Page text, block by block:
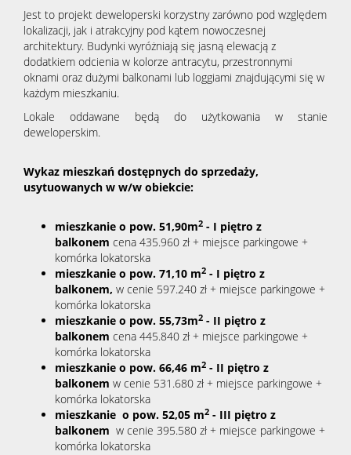
Jest to projekt deweloperski korzystny zarówno pod względem
lokalizacji, jak i atrakcyjny pod kątem nowoczesnej
architektury. Budynki wyróżniają się jasną elewacją z
dodatkiem odcienia w kolorze antracytu, przestronnymi
oknami oraz dużymi balkonami lub loggiami znajdującymi się w
każdym mieszkaniu.
Lokale oddawane będą do użytkowania w stanie
deweloperskim.
Wykaz mieszkań dostępnych do sprzedaży,
usytuowanych w w/w obiekcie:
mieszkanie o pow. 51,90m2 - I piętro z
balkonem cena 435.960 zł + miejsce parkingowe +
komórka lokatorska
mieszkanie o pow. 71,10 m2 - I piętro z
balkonem, w cenie 597.240 zł + miejsce parkingowe +
komórka lokatorska
mieszkanie o pow. 55,73m2 - II piętro z
balkonem cena 445.840 zł + miejsce parkingowe +
komórka lokatorska
mieszkanie o pow. 66,46 m2 - II piętro z
balkonem w cenie 531.680 zł + miejsce parkingowe +
komórka lokatorska
mieszkanie o pow. 52,05 m2 - III piętro z
balkonem w cenie 395.580 zł + miejsce parkingowe +
komórka lokatorska